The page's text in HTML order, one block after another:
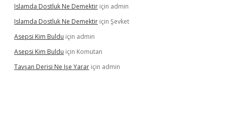
Islamda Dostluk Ne Demektir için admin
Islamda Dostluk Ne Demektir için Şevket
Asepsi Kim Buldu için admin
Asepsi Kim Buldu için Komutan
Tavşan Derisi Ne Işe Yarar için admin